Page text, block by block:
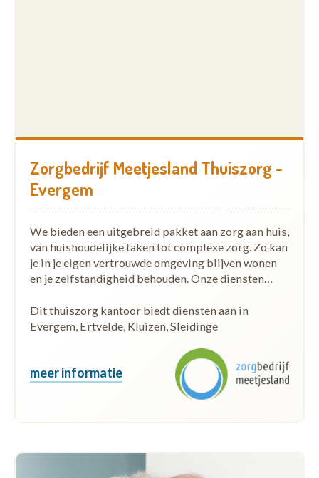
Zorgbedrijf Meetjesland Thuiszorg -
Evergem
We bieden een uitgebreid pakket aan zorg aan huis,
van huishoudelijke taken tot complexe zorg. Zo kan
je in je eigen vertrouwde omgeving blijven wonen
en je zelfstandigheid behouden. Onze diensten…
Dit thuiszorg kantoor biedt diensten aan in
Evergem, Ertvelde, Kluizen, Sleidinge
meer informatie